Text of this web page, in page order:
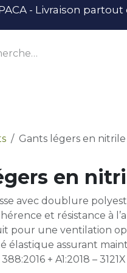
- Livraison
Gants légers en nitrile
en
avec doublure
et résistance à
pour une ventilation
élastique assurant
+ A1:2018 –